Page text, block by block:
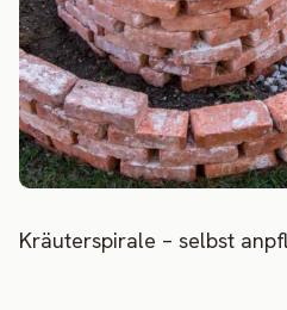
Kräuterspirale – selbst